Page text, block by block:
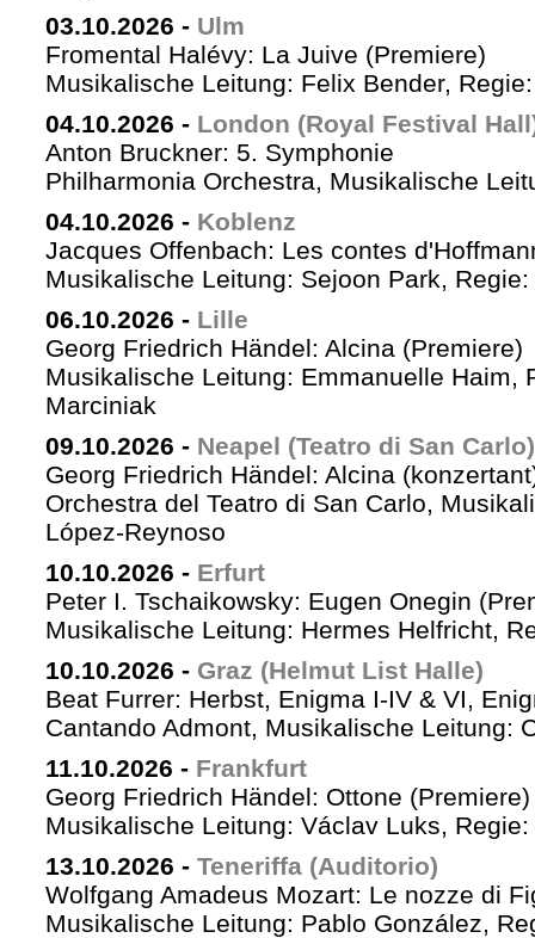
03.10.2026 - Ulm
Fromental Halévy: La Juive (Premiere)
Musikalische Leitung: Felix Bender,
04.10.2026 - London (Royal Festival
Anton Bruckner: 5. Symphonie
Philharmonia Orchestra, Musikalische
04.10.2026 - Koblenz
Jacques Offenbach: Les contes
Musikalische Leitung: Sejoon Park,
06.10.2026 - Lille
Georg Friedrich Händel: Alcina (Premiere)
Musikalische Leitung: Emmanuelle Haim,
Marciniak
09.10.2026 - Neapel (Teatro di San Carlo)
Georg Friedrich Händel: Alcina
Orchestra del Teatro di San Carlo,
López-Reynoso
10.10.2026 - Erfurt
Peter I. Tschaikowsky: Eugen Onegin
Musikalische Leitung: Hermes Helfricht,
10.10.2026 - Graz (Helmut List Halle)
Beat Furrer: Herbst, Enigma I-IV & VI,
Cantando Admont, Musikalische Leitung:
11.10.2026 - Frankfurt
Georg Friedrich Händel: Ottone (Premiere)
Musikalische Leitung: Václav Luks,
13.10.2026 - Teneriffa (Auditorio)
Wolfgang Amadeus Mozart: Le nozze di
Musikalische Leitung: Pablo González,